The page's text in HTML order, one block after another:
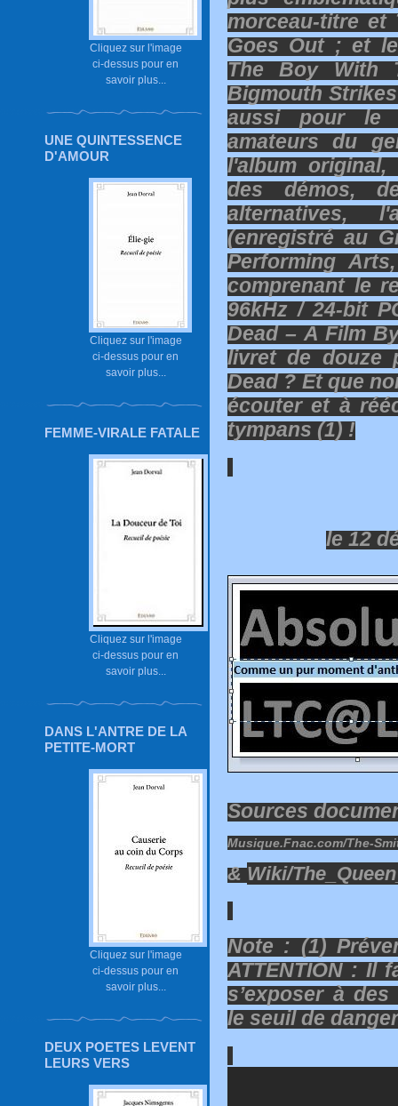
Cliquez sur l'image
ci-dessus pour en
savoir plus...
UNE QUINTESSENCE
D'AMOUR
Cliquez sur l'image
ci-dessus pour en
savoir plus...
FEMME-VIRALE FATALE
Cliquez sur l'image
ci-dessus pour en
savoir plus...
DANS L'ANTRE DE LA
PETITE-MORT
Cliquez sur l'image
ci-dessus pour en
savoir plus...
DEUX POETES LEVENT
LEURS VERS
morceau-titre et
Goes Out ; et
The Boy With
Bigmouth
aussi pour le
amateurs du
l'album original,
des démos,
alternatives,
(enregistré au
Performing
comprenant le
96kHz / 24-bit
Dead – A Film
livret de douze
Dead ? Et que
écouter et à
tympans (1) !
le 12
Sources
Musique.Fnac.com/The-
&Wiki/
Note : (1)
ATTENTION : Il
s’exposer à
le seuil de